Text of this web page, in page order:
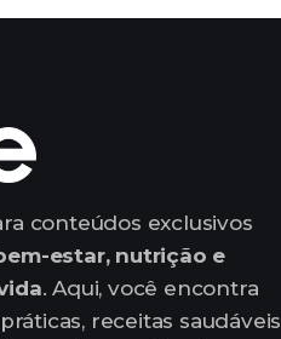
conteúdos exclusivos
estar, nutrição e
. Aqui, você encontra
receitas saudáveis